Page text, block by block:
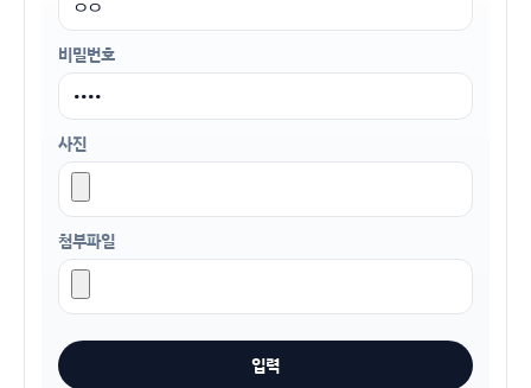
비밀번호
사진
첨부파일